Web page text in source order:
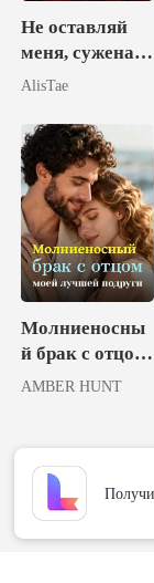
Не оставляй
меня, суженая
моя!
AlisTae
Молниеносны
й брак с отцом
моей лучшей
AMBER HUNT